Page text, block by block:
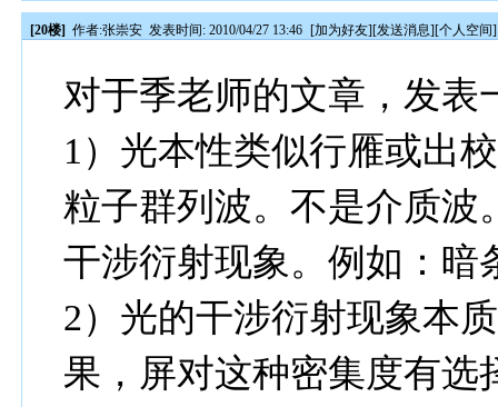
[20楼] 作者:张崇安 发表时间: 2010/04/27 13:46 [加为好友][发送消息][个人空间]
对于季老师的文章，发表
1）光本性类似行雁或出
粒子群列波。不是介质波
干涉衍射现象。例如：暗
2）光的干涉衍射现象本
果，屏对这种密集度有选